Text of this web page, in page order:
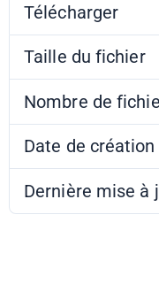
Télécharger
Taille du fichier
Nombre de
Date de création
Dernière mise à